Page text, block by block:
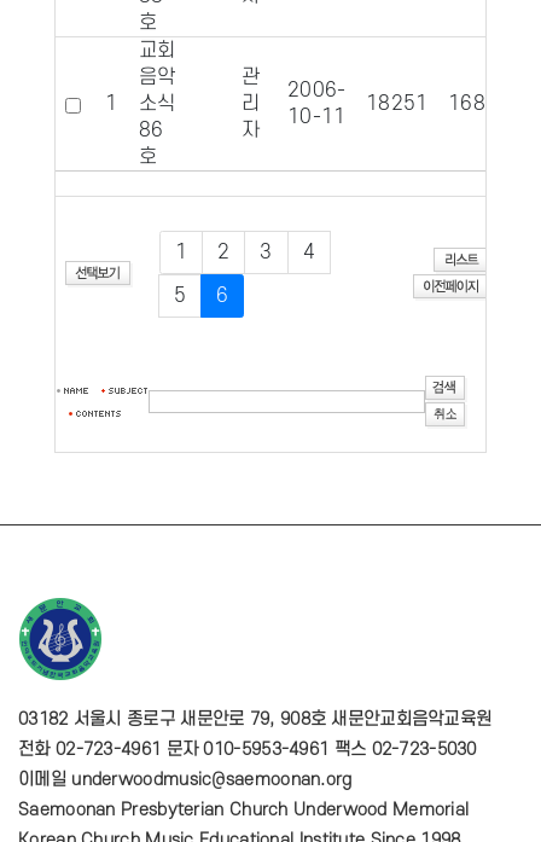
호
1
교회
음악
소식
86
호
관
리
자
2006-
10-11
18251 1686
1 2 3
4
5
6
03182 서울시 종로구 새문안로 79, 908호 새문안교회음악교육원
전화 02-723-4961 문자 010-5953-4961 팩스 02-723-5030
이메일 underwoodmusic@saemoonan.org
Saemoonan Presbyterian Church Underwood Memorial